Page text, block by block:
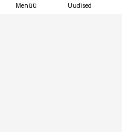
Menüü Uudised